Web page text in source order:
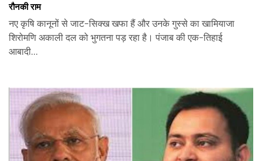
रौनकी राम
नए कृषि कानूनों से जाट-सिक्ख खफा हैं और उनके गुस्से का खामियाजा
शिरोमणि अकाली दल को भुगतना पड़ रहा है। पंजाब की एक-तिहाई
आबादी...